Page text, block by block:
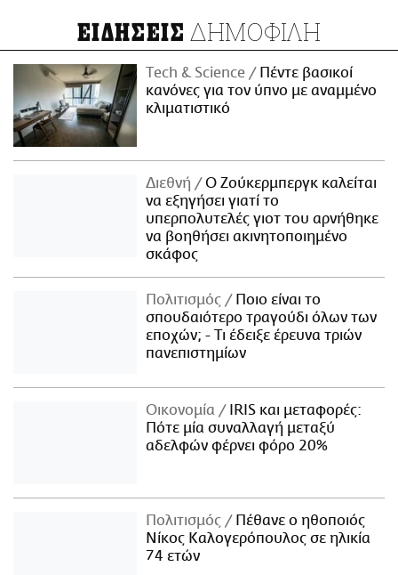
ΕΙΔΗΣΕΙΣ ΔΗΜΟΦΙΛΗ
Τech & Science
Πέντε βασικοί
κανόνες για τον ύπνο με αναμμένο
κλιματιστικό
Διεθνή
Ο Ζούκερμπεργκ καλείται
να εξηγήσει γιατί το
υπερπολυτελές γιοτ του αρνήθηκε
να βοηθήσει ακινητοποιημένο
σκάφος
Πολιτισμός
Ποιο είναι το
σπουδαιότερο τραγούδι όλων των
εποχών; - Τι έδειξε έρευνα τριών
πανεπιστημίων
Οικονομία
IRIS και μεταφορές:
Πότε μία συναλλαγή μεταξύ
αδελφών φέρνει φόρο 20%
Πολιτισμός
Πέθανε ο ηθοποιός
Νίκος Καλογερόπουλος σε ηλικία
74 ετών